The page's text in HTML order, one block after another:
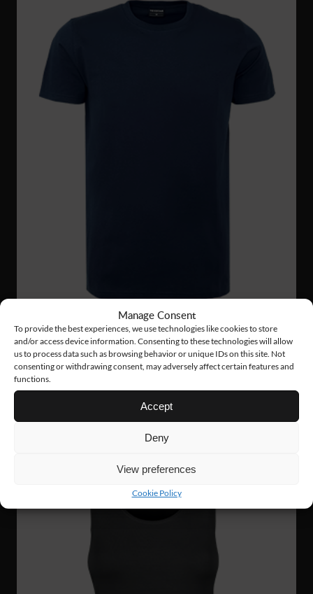
Manage Consent
To provide the best experiences, we use technologies like cookies to store
and/or access device information. Consenting to these technologies will allow
us to process data such as browsing behavior or unique IDs on this site. Not
consenting or withdrawing consent, may adversely affect certain features and
functions.
Accept
Deny
View preferences
Cookie Policy
TS27
141 Nkr
HEAVY T-SHIRT